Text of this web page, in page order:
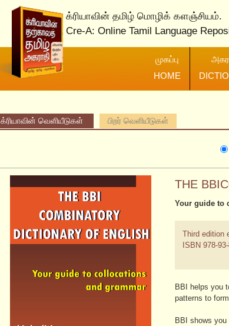
க்ரியாவின் தமிழ் மொழிக் களஞ்சியம்.
Cre-A: Online Tamil Language
முகப்பு
HOME
க்ரியாவின் வெளியீடுகள் பிறர் வெளியீடுகள்
THE
Your guide to
Third edition
ISBN 978-
BBI helps you
patterns to
BBI shows